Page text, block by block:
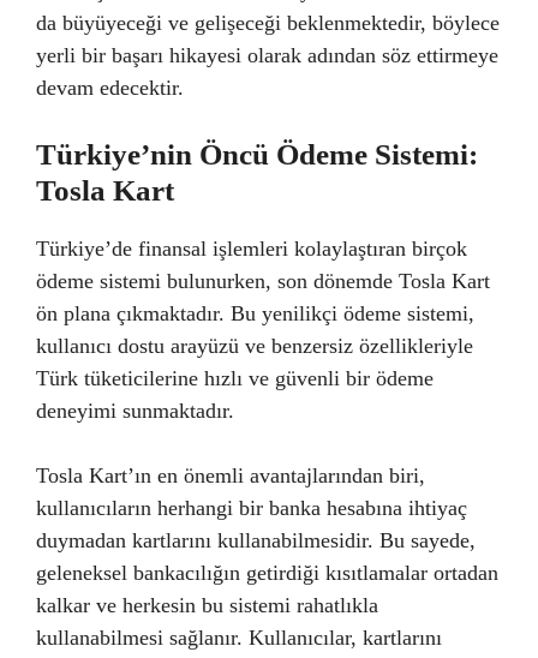
da büyüyeceği ve gelişeceği beklenmektedir, böylece
yerli bir başarı hikayesi olarak adından söz ettirmeye
devam edecektir.
Türkiye’nin Öncü Ödeme Sistemi:
Tosla Kart
Türkiye’de finansal işlemleri kolaylaştıran birçok
ödeme sistemi bulunurken, son dönemde Tosla Kart
ön plana çıkmaktadır. Bu yenilikçi ödeme sistemi,
kullanıcı dostu arayüzü ve benzersiz özellikleriyle
Türk tüketicilerine hızlı ve güvenli bir ödeme
deneyimi sunmaktadır.
Tosla Kart’ın en önemli avantajlarından biri,
kullanıcıların herhangi bir banka hesabına ihtiyaç
duymadan kartlarını kullanabilmesidir. Bu sayede,
geleneksel bankacılığın getirdiği kısıtlamalar ortadan
kalkar ve herkesin bu sistemi rahatlıkla
kullanabilmesi sağlanır. Kullanıcılar, kartlarını